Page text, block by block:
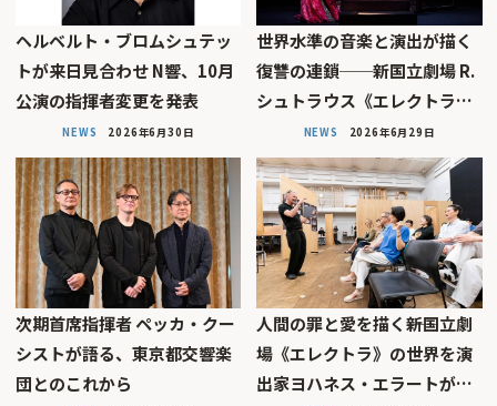
ヘルベルト・ブロムシュテッ
トが来日見合わせ N響、10月
公演の指揮者変更を発表
NEWS 2026年6月30日
世界水準の音楽と演出が描く
復讐の連鎖──新国立劇場 R.
シュトラウス《エレクトラ…
NEWS 2026年6月29日
次期首席指揮者 ペッカ・クー
シストが語る、東京都交響楽
団とのこれから
人間の罪と愛を描く――新国立劇
場《エレクトラ》の世界を演
出家ヨハネス・エラートが…